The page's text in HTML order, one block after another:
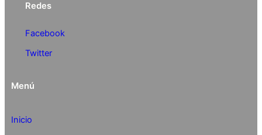
Redes
Facebook
Twitter
Menú
Inicio